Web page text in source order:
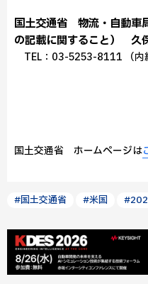
国土交通省 物流・自動車
の記載に関すること） 久
TEL：03-5253-8111 （
国土交通省 ホームページは
#国土交通省 #米国